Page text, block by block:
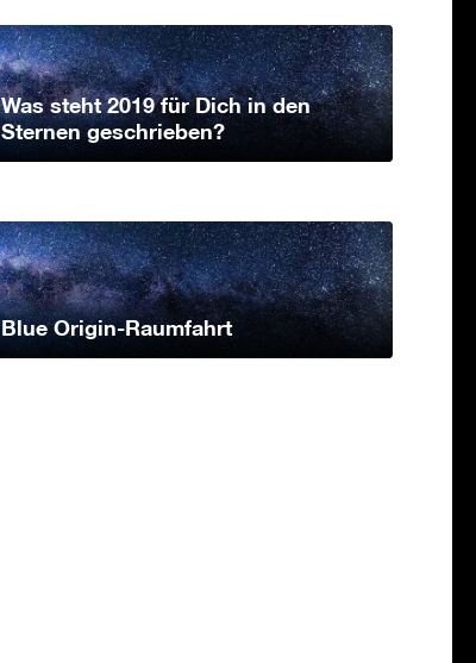
Was steht 2019 für Dich in den
Sternen geschrieben?
Blue Origin-Raumfahrt